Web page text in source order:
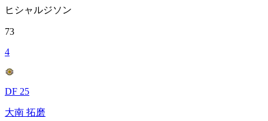
ヒシャルジソン
73
4
DF 25
大南 拓磨